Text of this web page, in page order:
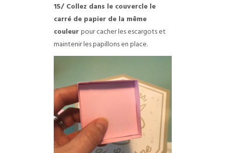
15/ Collez dans le couvercle le
carré de papier de la même
couleurpour cacher les escargots et
maintenir les papillons en place.